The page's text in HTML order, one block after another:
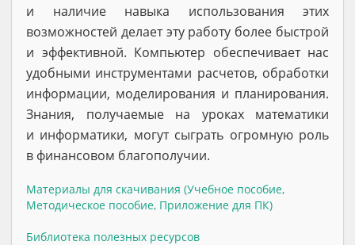
и наличие навыка использования этих
возможностей делает эту работу более быстрой
и эффективной. Компьютер обеспечивает нас
удобными инструментами расчетов, обработки
информации, моделирования и планирования.
Знания, получаемые на уроках математики
и информатики, могут сыграть огромную роль
в финансовом благополучии.
Материалы для скачивания (Учебное пособие,
Методическое пособие, Приложение для ПК)
Библиотека полезных ресурсов